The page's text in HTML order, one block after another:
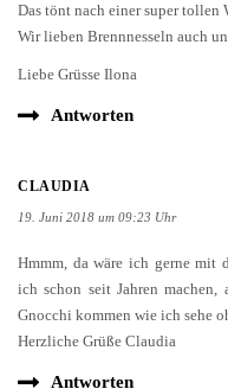
Das tönt nach einer super tollen
Wir lieben Brennnesseln auch
Liebe Grüsse Ilona
Antworten
CLAUDIA
19. Juni 2018 um 09:23 Uhr
Hmmm, da wäre ich gerne mit
ich schon seit Jahren
Gnocchi kommen wie ich sehe
Herzliche Grüße Claudia
Antworten